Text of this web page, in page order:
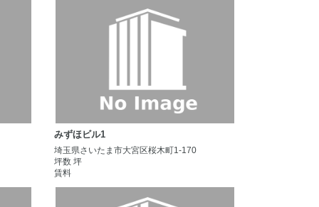
みずほビル1
埼玉県さいたま市大宮区桜木町1-170
坪数 坪
賃料